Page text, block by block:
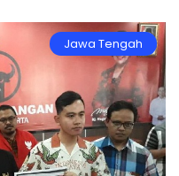
Jawa Tengah